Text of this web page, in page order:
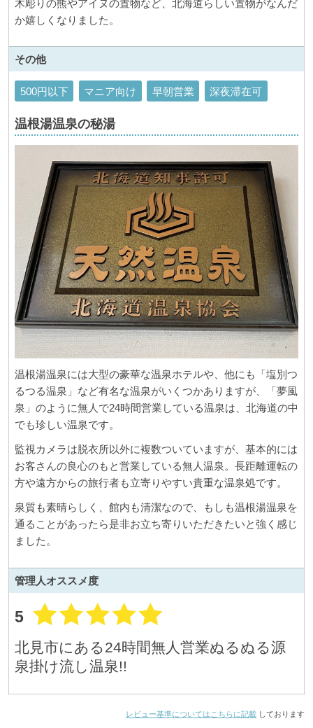
木彫りの熊やアイヌの置物など、北海道らしい置物がなんだ
か嬉しくなりました。
その他
500円以下 マニア向け 早朝営業 深夜滞在可
温根湯温泉の秘湯
温根湯温泉には大型の豪華な温泉ホテルや、他にも「塩別つ
るつる温泉」など有名な温泉がいくつかありますが、「夢風
泉」のように無人で24時間営業している温泉は、北海道の中
でも珍しい温泉です。
監視カメラは脱衣所以外に複数ついていますが、基本的には
お客さんの良心のもと営業している無人温泉。長距離運転の
方や遠方からの旅行者も立寄りやすい貴重な温泉処です。
泉質も素晴らしく、館内も清潔なので、もしも温根湯温泉を
通ることがあったら是非お立ち寄りいただきたいと強く感じ
ました。
管理人オススメ度
5
北見市にある24時間無人営業ぬるぬる源
泉掛け流し温泉!!
レビュー基準についてはこちらに記載 しております